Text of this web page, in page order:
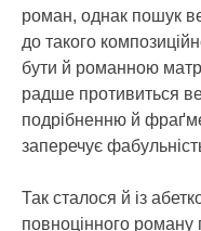
роман, однак пошук
до такого
бути й романною
радше противиться
подрібненню й
заперечує
Так сталося й із
повноцінного